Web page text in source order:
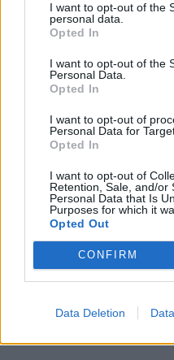
I want to opt-out of the
personal data.
Opted In
I want to opt-out of the
Personal Data.
Opted In
I want to opt-out of
Personal Data for
Opted In
I want to opt-out of
Retention, Sale, and/or
Personal Data that Is
Purposes for which it
Opted Out
CONFIRM
Data Deletion
Διάγνωση και
Διάγνωση γαγγλίου: